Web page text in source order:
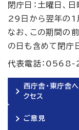
閉庁日：土曜日、
29日から翌年の1
なお、この期間の
の日も含めて閉庁
代表電話：
西庁舎・東庁舎
クセス
ご意見